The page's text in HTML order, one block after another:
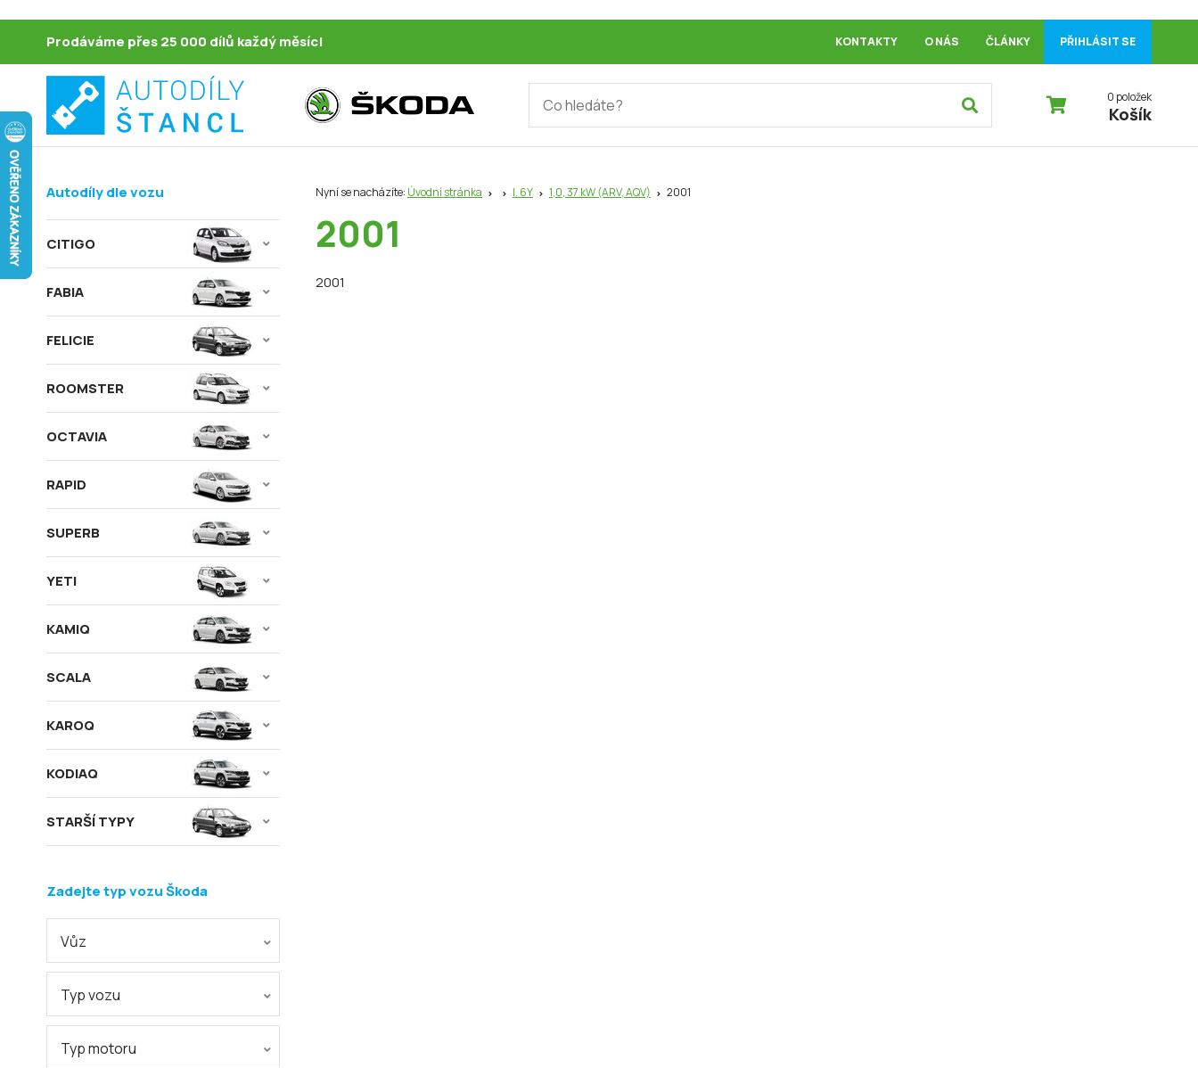
Prodáváme přes 25 000 dílů každý měsíc! KONTAKTY O NÁS ČLÁNKY PŘIHLÁSIT SE
0 položek
Košík
Nyní se nacházíte: Úvodní stránka I. 6Y 1,0, 37 kW (ARV, AQV) 2001
2001
2001
Autodíly dle vozu
CITIGO
FABIA
FELICIE
ROOMSTER
OCTAVIA
RAPID
SUPERB
YETI
KAMIQ
SCALA
KAROQ
KODIAQ
STARŠÍ TYPY
Zadejte typ vozu Škoda
Vůz
Typ vozu
Typ motoru